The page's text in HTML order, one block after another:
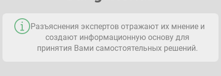
Разъяснения экспертов отражают их мнение и
создают информационную основу для
принятия Вами самостоятельных решений.